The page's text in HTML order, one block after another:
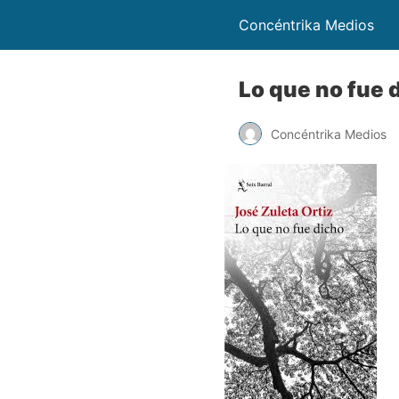
Concéntrika Medios
Lo que no fue
Concéntrika Medios